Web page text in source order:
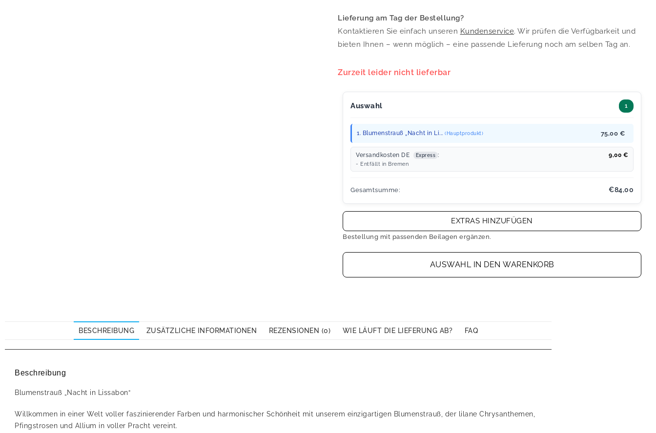
Lieferung am Tag der Bestellung?
Kontaktieren Sie einfach unseren Kundenservice. Wir prüfen die Verfügbarkeit und
bieten Ihnen – wenn möglich – eine passende Lieferung noch am selben Tag an.
Zurzeit leider nicht lieferbar
Auswahl 1
1. Blumenstrauß „Nacht in Li... (Hauptprodukt) 75,00 €
Versandkosten DE Express : 9,00 €
- Entfällt in Bremen
Gesamtsumme: €84,00
EXTRAS HINZUFÜGEN
Bestellung mit passenden Beilagen ergänzen.
AUSWAHL IN DEN WARENKORB
BESCHREIBUNG ZUSÄTZLICHE INFORMATIONEN REZENSIONEN (0) WIE LÄUFT DIE LIEFERUNG AB? FAQ
Beschreibung
Blumenstrauß „Nacht in Lissabon“
Willkommen in einer Welt voller faszinierender Farben und harmonischer Schönheit mit unserem einzigartigen Blumenstrauß, der lilane Chrysanthemen,
Pfingstrosen und Allium in voller Pracht vereint.